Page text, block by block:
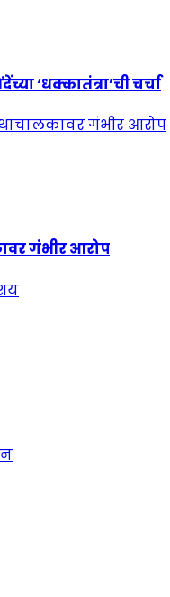
‘धक्कातंत्रा’ची चर्चा
गंभीर आरोप